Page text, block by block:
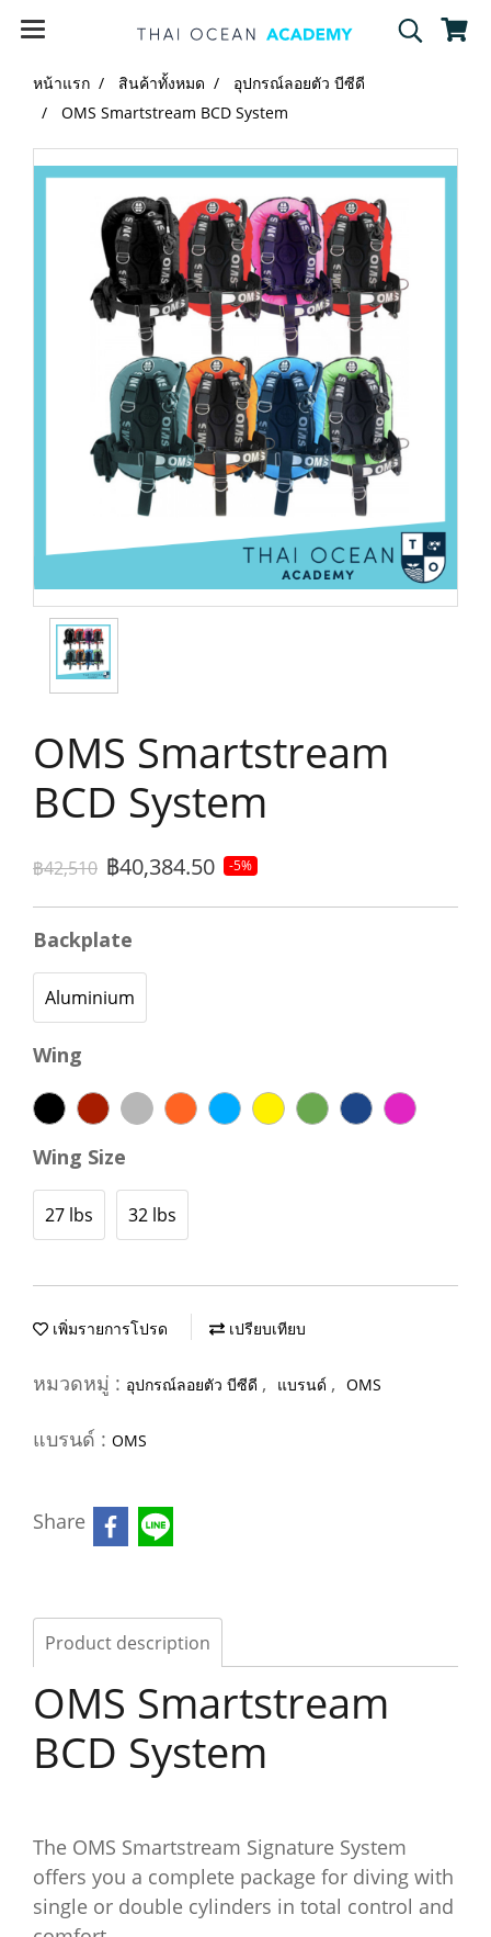
หน้าแรก สินค้าทั้งหมด
อุปกรณ์ลอยตัว บีซีดี
OMS Smartstream BCD System
OMS Smartstream
BCD System
฿42,510 ฿40,384.50 -5%
Backplate
Aluminium
Wing
Wing Size
27 lbs 32 lbs
เพิ่มรายการโปรด เปรียบเทียบ
หมวดหมู่ : อุปกรณ์ลอยตัว บีซีดี , แบรนด์ , OMS
แบรนด์ : OMS
Share
Product description
OMS Smartstream
BCD System
The OMS Smartstream Signature System
offers you a complete package for diving with
single or double cylinders in total control and